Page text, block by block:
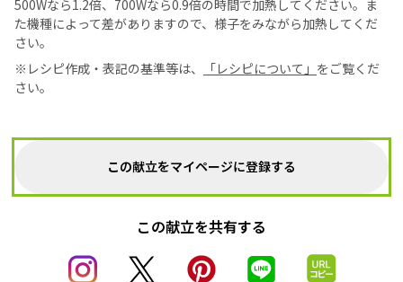
500Wなら1.2倍、700Wなら0.9倍の時間で加熱してください。ま
た機種によって差がありますので、様子をみながら加熱してくだ
さい。
※レシピ作成・表記の基準等は、
「レシピについて」 をご覧くだ
さい。
この献立をマイページに登録する
この献立を共有する